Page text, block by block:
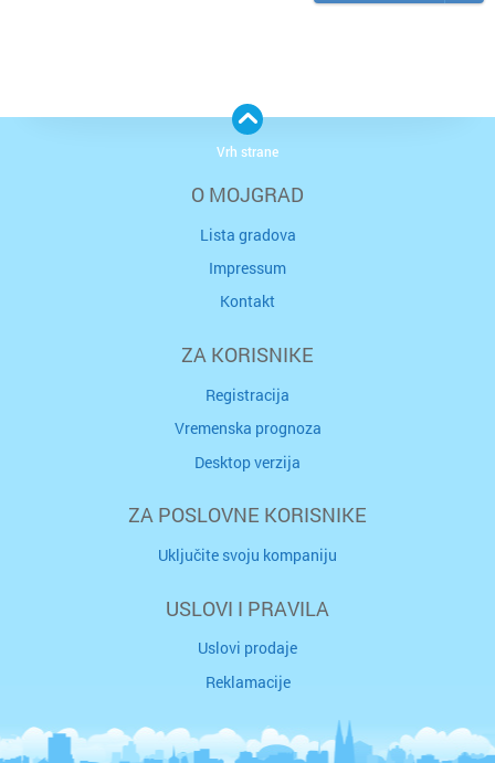
O MOJGRAD
Lista gradova
Impressum
Kontakt
ZA KORISNIKE
Registracija
Vremenska prognoza
Desktop verzija
ZA POSLOVNE KORISNIKE
Uključite svoju kompaniju
USLOVI I PRAVILA
Uslovi prodaje
Reklamacije
Vrh strane